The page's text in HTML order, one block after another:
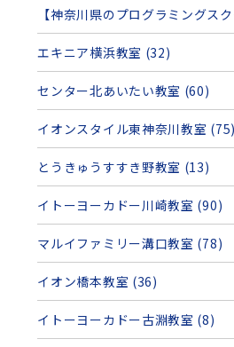
【神奈川県のプログラミングス
エキニア横浜教室 (32)
センター北あいたい教室 (60)
イオンスタイル東神奈川教室 (75)
とうきゅうすすき野教室 (13)
イトーヨーカドー川崎教室 (90)
マルイファミリー溝口教室 (78)
イオン橋本教室 (36)
イトーヨーカドー古淵教室 (8)